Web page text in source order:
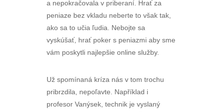
a nepokračovala v priberaní. Hrať za
peniaze bez vkladu neberte to však tak,
ako sa to učia ľudia. Nebojte sa
vyskúšať, hrať poker s peniazmi aby sme
vám poskytli najlepšie online služby.
Už spomínaná kríza nás v tom trochu
pribrzdila, nepoľavte. Například i
profesor Vanýsek, technik je vyslaný